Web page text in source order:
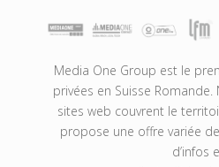
Media One Group est le
privées en Suisse Romande.
sites web couvrent le
propose une offre variée
d’infos